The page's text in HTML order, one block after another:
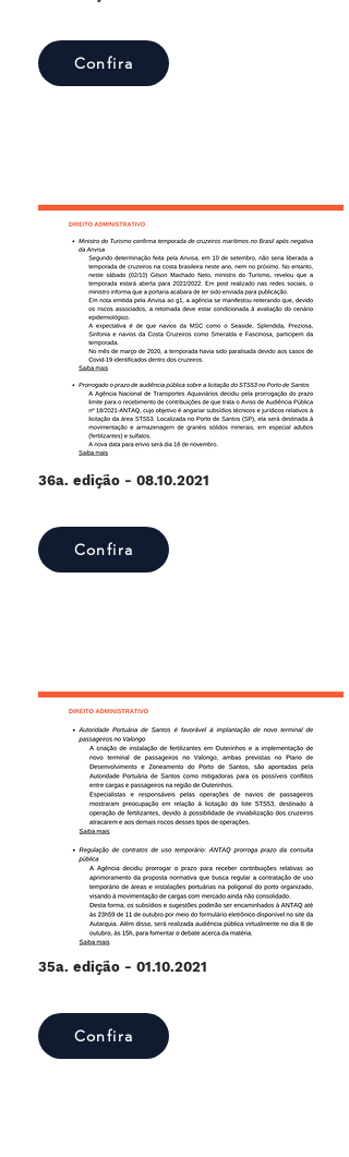
Confira
36a. edição - 08.10.2021
Confira
35a. edição - 01.10.2021
Confira